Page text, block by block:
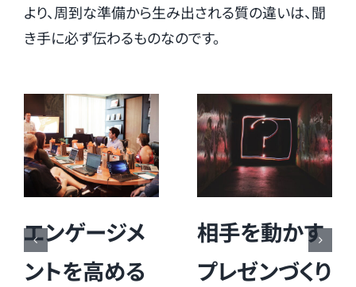
より、周到な準備から生み出される質の違いは、聞
き手に必ず伝わるものなのです。
エンゲージメ
ントを高める
相手を動かす
プレゼンづくり